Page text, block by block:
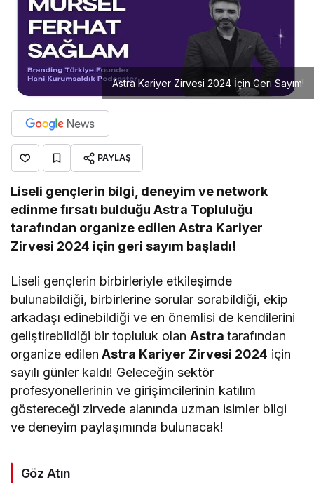
Astra Kariyer Zirvesi 2024 İçin Geri Sayım!
PAYLAŞ
Liseli gençlerin bilgi, deneyim ve network
edinme fırsatı bulduğu Astra Topluluğu
tarafından organize edilen Astra Kariyer
Zirvesi 2024 için geri sayım başladı!
Liseli gençlerin birbirleriyle etkileşimde
bulunabildiği, birbirlerine sorular sorabildiği, ekip
arkadaşı edinebildiği ve en önemlisi de kendilerini
geliştirebildiği bir topluluk olanAstratarafından
organize edilen Astra Kariyer Zirvesi 2024 için
sayılı günler kaldı! Geleceğin sektör
profesyonellerinin ve girişimcilerinin katılım
göstereceği zirvede alanında uzman isimler bilgi
ve deneyim paylaşımında bulunacak!
Göz Atın